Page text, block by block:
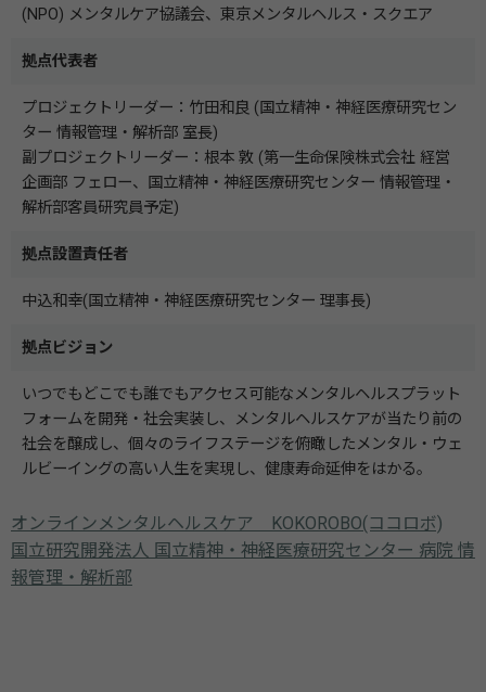
(NPO) メンタルケア協議会、東京メンタルヘルス・スクエア
拠点代表者
プロジェクトリーダー：竹田和良 (国立精神・神経医療研究セン
ター 情報管理・解析部 室長)
副プロジェクトリーダー：根本 敦 (第一生命保険株式会社 経営
企画部 フェロー、国立精神・神経医療研究センター 情報管理・
解析部客員研究員予定)
拠点設置責任者
中込和幸(国立精神・神経医療研究センター 理事長)
拠点ビジョン
いつでもどこでも誰でもアクセス可能なメンタルヘルスプラット
フォームを開発・社会実装し、メンタルヘルスケアが当たり前の
社会を醸成し、個々のライフステージを俯瞰したメンタル・ウェ
ルビーイングの高い人生を実現し、健康寿命延伸をはかる。
オンラインメンタルヘルスケア KOKOROBO(ココロボ)
国立研究開発法人 国立精神・神経医療研究センター 病院 情
報管理・解析部